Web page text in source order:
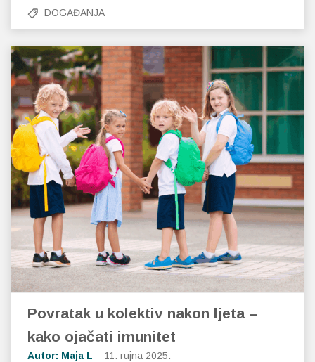
DOGAĐANJA
Povratak u kolektiv nakon ljeta –
kako ojačati imunitet
Autor: Maja L 11. rujna 2025.